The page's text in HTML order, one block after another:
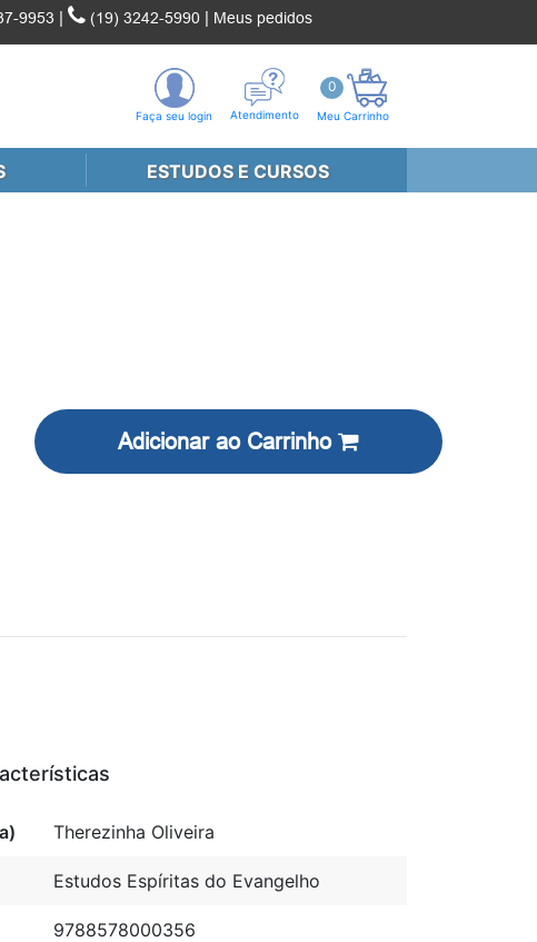
9953 | (19) 3242-5990 | Meus pedidos
Faça seu login Atendimento
0
Meu Carrinho
ESTUDOS E CURSOS
Adicionar ao Carrinho
Therezinha Oliveira
Estudos Espíritas do Evangelho
9788578000356